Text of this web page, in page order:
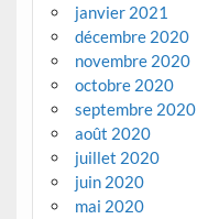
janvier 2021
décembre 2020
novembre 2020
octobre 2020
septembre 2020
août 2020
juillet 2020
juin 2020
mai 2020